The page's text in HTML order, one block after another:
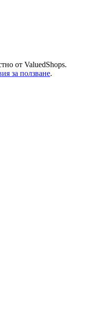
от ValuedShops.
за ползване.